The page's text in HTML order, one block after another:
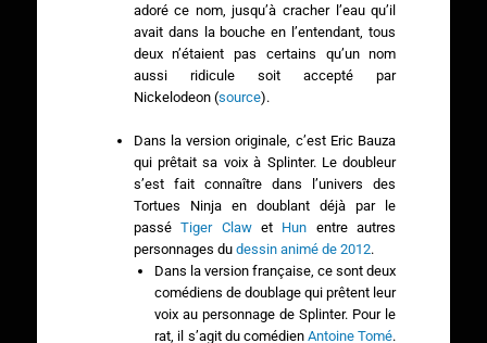
adoré ce nom, jusqu’à cracher l’eau qu’il
avait dans la bouche en l’entendant, tous
deux n’étaient pas certains qu’un nom
aussi ridicule soit accepté par
Nickelodeon (source).
Dans la version originale, c’est Eric Bauza
qui prêtait sa voix à Splinter. Le doubleur
s’est fait connaître dans l’univers des
Tortues Ninja en doublant déjà par le
passéTiger Clawet Hun entre autres
personnages du dessin animé de 2012.
Dans la version française, ce sont deux
comédiens de doublage qui prêtent leur
voix au personnage de Splinter. Pour le
rat, il s’agit du comédienAntoine Tomé.